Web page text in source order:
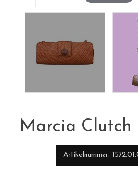
Marcia Clutch
Artikelnummer